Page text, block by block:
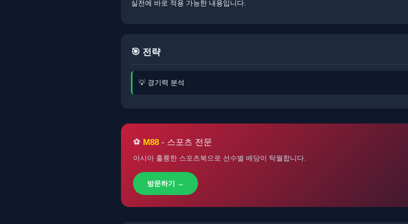
실전에 바로 적용 가능한 내용입니다.
🎯 전략
💡 경기력 분석
⚽ M88 - 스포츠 전문
아시아 훌륭한 스포츠북으로 선수별 배당이 탁월합니다.
방문하기 →